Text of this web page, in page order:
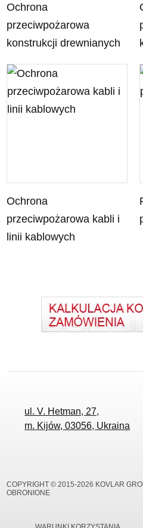
Ochrona
przeciwpożarowa
konstrukcji drewnianych
Ochrona
przeciwpożarowa kabli i
linii kablowych
ul. V. Hetman, 27,
m. Kijów, 03056, Ukraina
COPYRIGHT © 2015-2026 KOVLAR
OBRONIONE